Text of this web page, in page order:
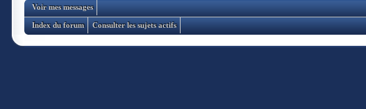
Voir mes messages
Index du forum Consulter les sujets actifs